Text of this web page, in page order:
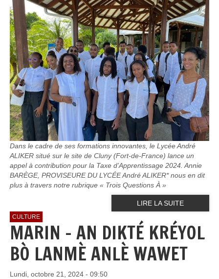
Dans le cadre de ses formations innovantes, le Lycée André
ALIKER situé sur le site de Cluny (Fort-de-France) lance un
appel à contribution pour la Taxe d’Apprentissage 2024. Annie
BARÈGE, PROVISEURE DU LYCÉE André ALIKER* nous en dit
plus à travers notre rubrique « Trois Questions À »
LIRE LA SUITE
CULTURE
MARIN - AN DIKTÉ KRÉYOL
BÒ LANMÈ ANLÈ WAWET
Lundi, octobre 21, 2024 - 09:50